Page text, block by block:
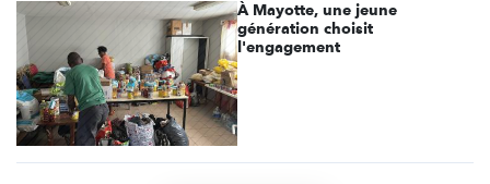
À Mayotte, une jeune
génération choisit
l'engagement